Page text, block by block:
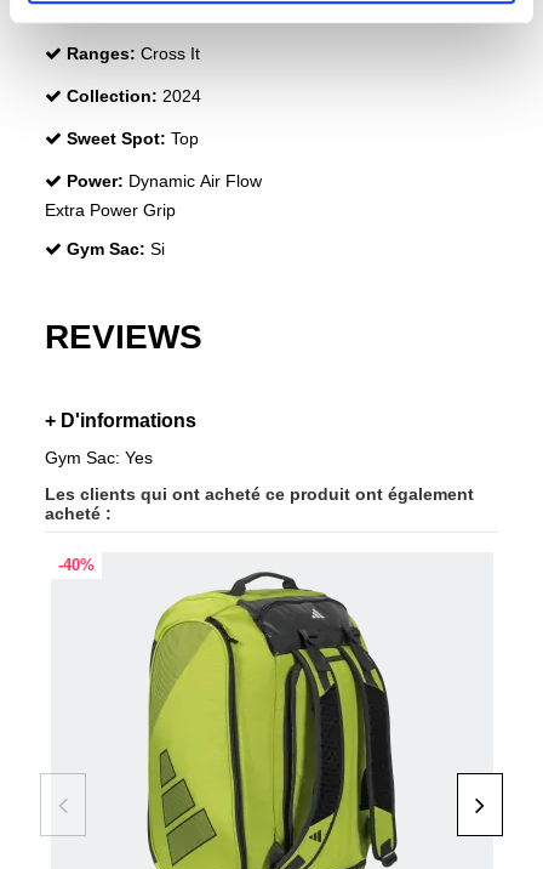
Effects: Spin Blade Mold
Ranges: Cross It
Collection: 2024
Sweet Spot: Top
Power: Dynamic Air Flow
Extra Power Grip
Gym Sac: Si
REVIEWS
+ D'informations
Gym Sac: Yes
Les clients qui ont acheté ce produit ont également
acheté :
-40%